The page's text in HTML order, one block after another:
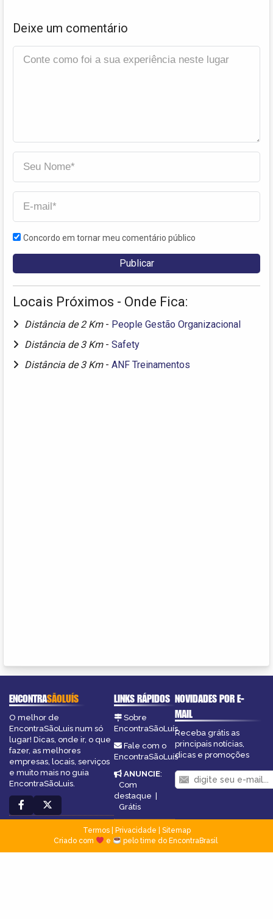
Deixe um comentário
Concordo em tornar meu comentário público
Locais Próximos - Onde Fica:
Distância de 2 Km - People Gestão Organizacional
Distância de 3 Km - Safety
Distância de 3 Km - ANF Treinamentos
ENCONTRASÃOLUÍS
O melhor de
EncontraSãoLuis num só
lugar! Dicas, onde ir, o que
fazer, as melhores
empresas, locais, serviços
e muito mais no guia
EncontraSãoLuis.
LINKS RÁPIDOS
Sobre
EncontraSãoLuís
Fale com o
EncontraSãoLuís
ANUNCIE:
Com
destaque |
Grátis
NOVIDADES POR E-
MAIL
Receba grátis as
principais notícias,
dicas e promoções
Termos| Privacidade
Sitemap
Criado com
e pelo time do EncontraBrasil